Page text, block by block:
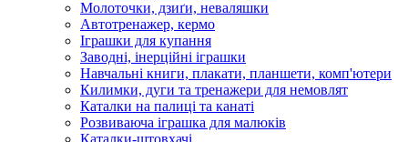
Молоточки, дзиґи, неваляшки
Автотренажер, кермо
Іграшки для купання
Заводні, інерційні іграшки
Навчальні книги, плакати, планшети, комп'ютери
Килимки, дуги та тренажери для немовлят
Каталки на палиці та канаті
Розвиваюча іграшка для малюків
Каталки-штовхачі